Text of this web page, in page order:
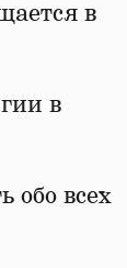
в
в
обо всех